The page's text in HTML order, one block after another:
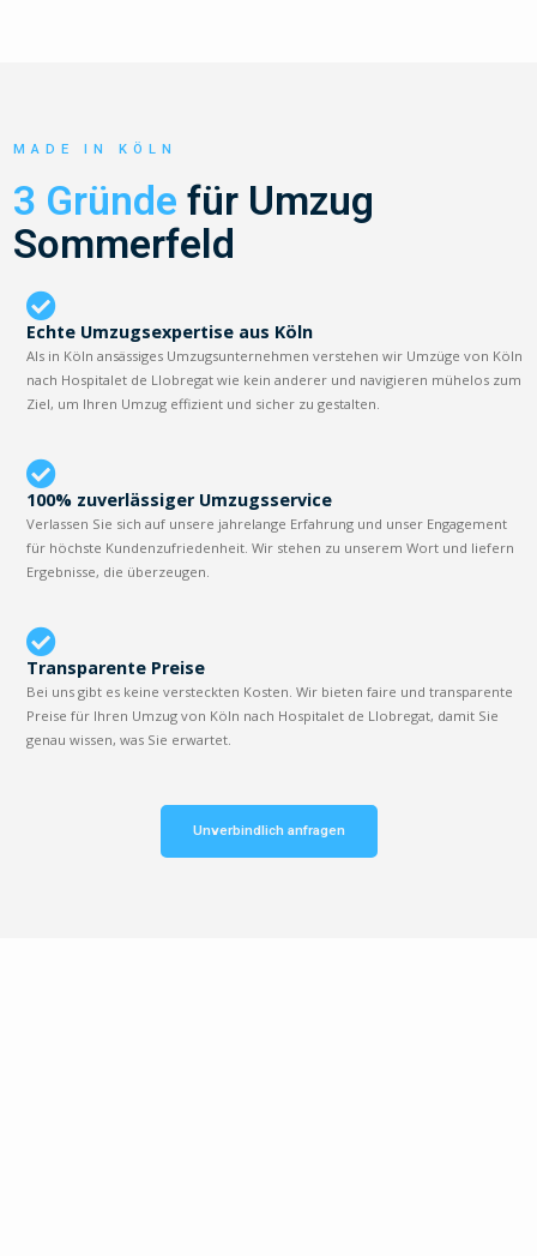
MADE IN KÖLN
3 Gründe für Umzug
Sommerfeld
Echte Umzugsexpertise aus Köln
Als in Köln ansässiges Umzugsunternehmen verstehen wir Umzüge von Köln
nach Hospitalet de Llobregat wie kein anderer und navigieren mühelos zum
Ziel, um Ihren Umzug effizient und sicher zu gestalten.
100% zuverlässiger Umzugsservice
Verlassen Sie sich auf unsere jahrelange Erfahrung und unser Engagement
für höchste Kundenzufriedenheit. Wir stehen zu unserem Wort und liefern
Ergebnisse, die überzeugen.
Transparente Preise
Bei uns gibt es keine versteckten Kosten. Wir bieten faire und transparente
Preise für Ihren Umzug von Köln nach Hospitalet de Llobregat, damit Sie
genau wissen, was Sie erwartet.
Unverbindlich anfragen